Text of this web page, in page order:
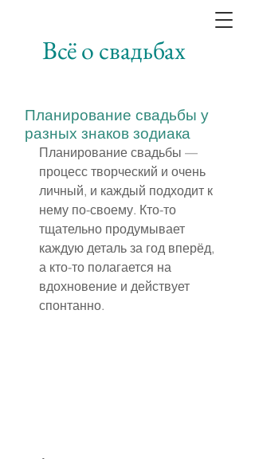
Всё о свадьбах
Планирование свадьбы у
разных знаков зодиака
Планирование свадьбы —
процесс творческий и очень
личный, и каждый подходит к
нему по-своему. Кто-то
тщательно продумывает
каждую деталь за год вперёд,
а кто-то полагается на
вдохновение и действует
спонтанно.